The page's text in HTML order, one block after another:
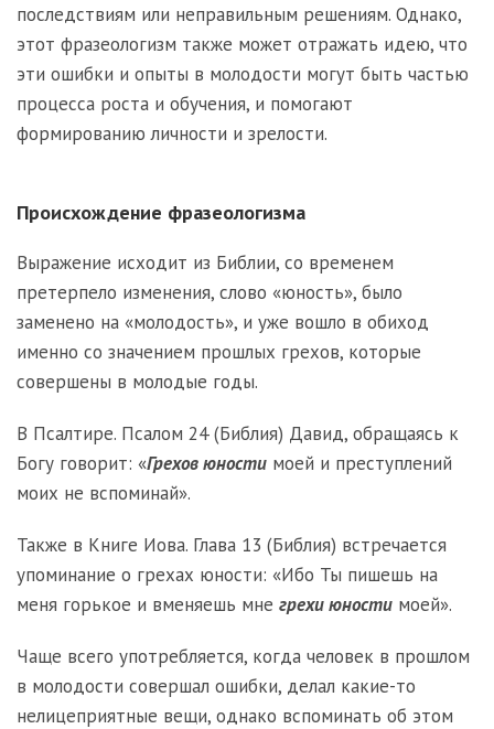
последствиям или неправильным решениям. Однако,
этот фразеологизм также может отражать идею, что
эти ошибки и опыты в молодости могут быть частью
процесса роста и обучения, и помогают
формированию личности и зрелости.
Происхождение фразеологизма
Выражение исходит из Библии, со временем
претерпело изменения, слово «юность», было
заменено на «молодость», и уже вошло в обиход
именно со значением прошлых грехов, которые
совершены в молодые годы.
В Псалтире. Псалом 24 (Библия) Давид, обращаясь к
Богу говорит: «Грехов юности моей и преступлений
моих не вспоминай».
Также в Книге Иова. Глава 13 (Библия) встречается
упоминание о грехах юности: «Ибо Ты пишешь на
меня горькое и вменяешь мне грехи юности моей».
Чаще всего употребляется, когда человек в прошлом
в молодости совершал ошибки, делал какие-то
нелицеприятные вещи, однако вспоминать об этом